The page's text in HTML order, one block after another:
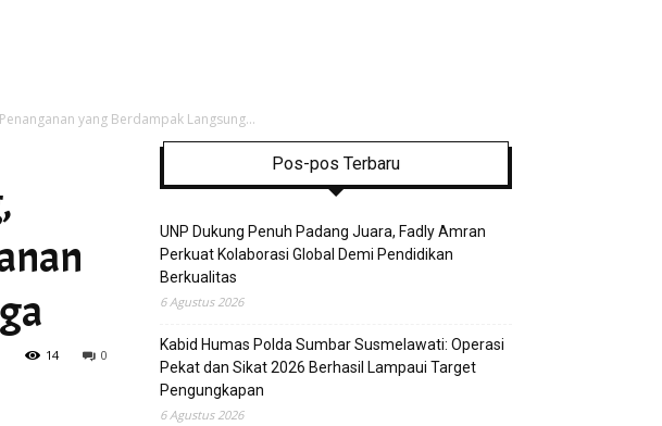
yang Berdampak Langsung...
0
14
Pos-pos Terbaru
UNP Dukung Penuh Padang Juara, Fadly Amran
Perkuat Kolaborasi Global Demi Pendidikan
Berkualitas
6 Agustus 2026
Kabid Humas Polda Sumbar Susmelawati: Operasi
Pekat dan Sikat 2026 Berhasil Lampaui Target
Pengungkapan
6 Agustus 2026